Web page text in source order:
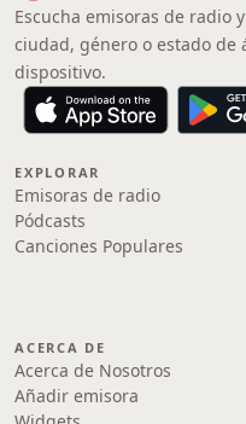
Escucha emisoras de radio
ciudad, género o estado
dispositivo.
EXPLORAR
Emisoras de radio
Pódcasts
Canciones Populares
ACERCA DE
Acerca de Nosotros
Añadir emisora